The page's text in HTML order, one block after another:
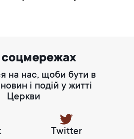
на нас, щоби бути в
і подій у житті
Церкви
Twitter